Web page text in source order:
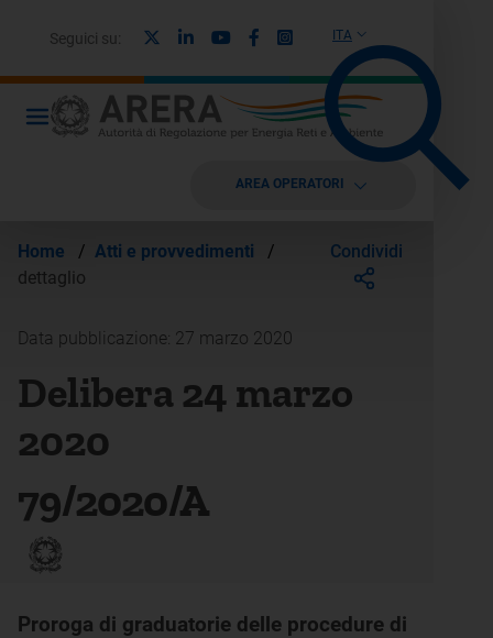
ITA
Seguici su: LinkedinYoutubeFacebook
Instagram
AREA OPERATORI
Home / Atti e provvedimenti
/
dettaglio
Condividi
Data pubblicazione: 27 marzo 2020
Delibera 24 marzo
2020
79/2020/A
Proroga di graduatorie delle procedure di